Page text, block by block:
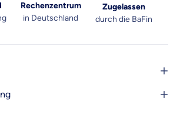
Rechenzentrum
in Deutschland
Zugelassen
durch die BaFin